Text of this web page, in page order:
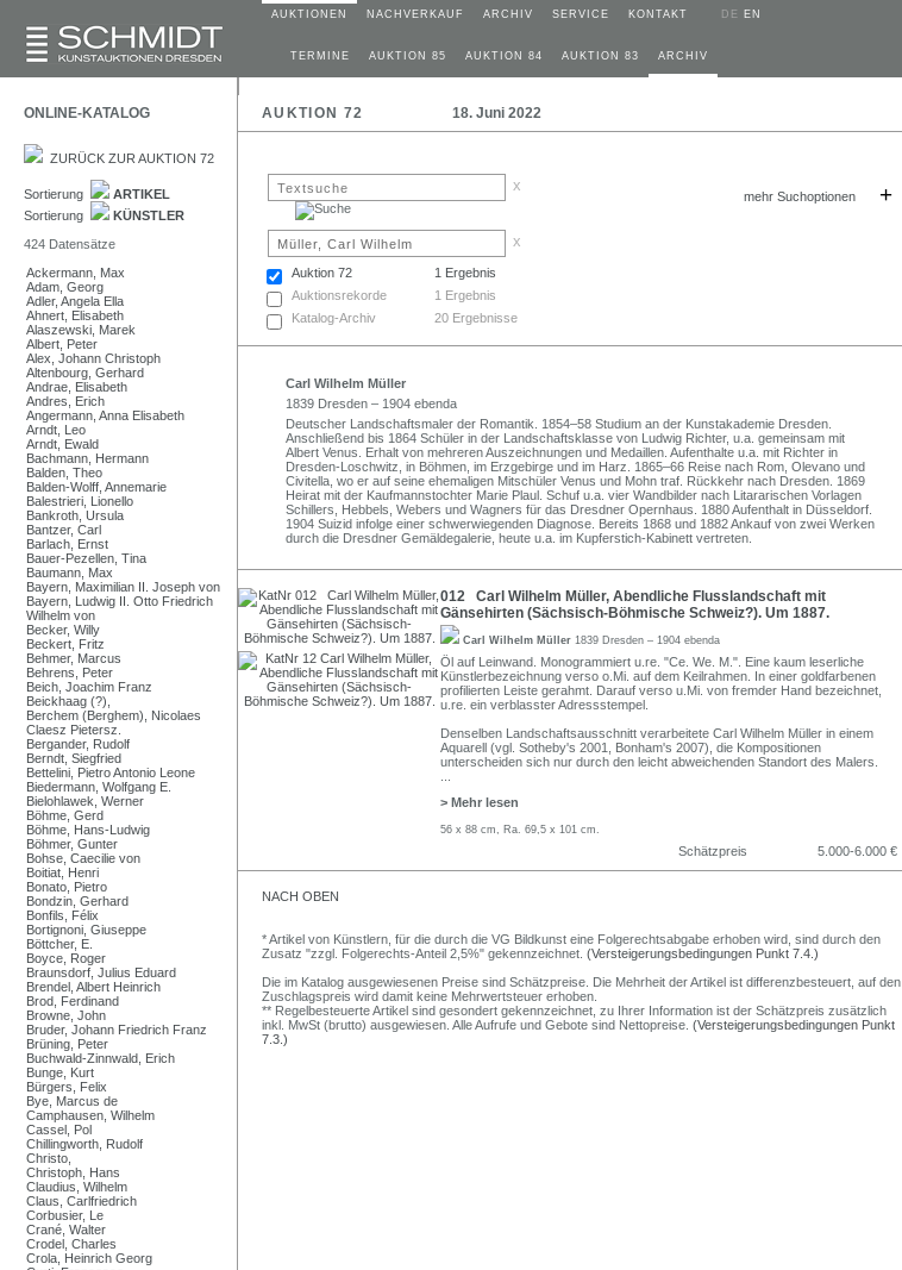
AUKTIONEN NACHVERKAUF ARCHIV SERVICE KONTAKT DE EN
TERMINE AUKTION 85 AUKTION 84 AUKTION 83 ARCHIV
ONLINE-KATALOG AUKTION 72 18. Juni 2022
ZURÜCK ZUR AUKTION 72
Sortierung
ARTIKEL
Sortierung
KÜNSTLER
424 Datensätze
Ackermann, Max
Adam, Georg
Adler, Angela Ella
Ahnert, Elisabeth
Alaszewski, Marek
Albert, Peter
Alex, Johann Christoph
Altenbourg, Gerhard
Andrae, Elisabeth
Andres, Erich
Angermann, Anna Elisabeth
Arndt, Leo
Arndt, Ewald
Bachmann, Hermann
Balden, Theo
Balden-Wolff, Annemarie
Balestrieri, Lionello
Bankroth, Ursula
Bantzer, Carl
Barlach, Ernst
Bauer-Pezellen, Tina
Baumann, Max
Bayern, Maximilian II. Joseph von
Bayern, Ludwig II. Otto Friedrich
Wilhelm von
Becker, Willy
Beckert, Fritz
Behmer, Marcus
Behrens, Peter
Beich, Joachim Franz
Beickhaag (?),
Berchem (Berghem), Nicolaes
Claesz Pietersz.
Bergander, Rudolf
Berndt, Siegfried
Bettelini, Pietro Antonio Leone
Biedermann, Wolfgang E.
Bielohlawek, Werner
Böhme, Gerd
Böhme, Hans-Ludwig
Böhmer, Gunter
Bohse, Caecilie von
Boitiat, Henri
Bonato, Pietro
Bondzin, Gerhard
Bonfils, Félix
Bortignoni, Giuseppe
Böttcher, E.
Boyce, Roger
Braunsdorf, Julius Eduard
Brendel, Albert Heinrich
Brod, Ferdinand
Browne, John
Bruder, Johann Friedrich Franz
Brüning, Peter
Buchwald-Zinnwald, Erich
Bunge, Kurt
Bürgers, Felix
Bye, Marcus de
Camphausen, Wilhelm
Cassel, Pol
Chillingworth, Rudolf
Christo,
Christoph, Hans
Claudius, Wilhelm
Claus, Carlfriedrich
Corbusier, Le
Crané, Walter
Crodel, Charles
Crola, Heinrich Georg
x
mehr Suchoptionen +
x
Auktion 72
1 Ergebnis
Auktionsrekorde
1 Ergebnis
Katalog-Archiv
20 Ergebnisse
Carl Wilhelm Müller
1839 Dresden – 1904 ebenda
Deutscher Landschaftsmaler der Romantik. 1854–58 Studium an der Kunstakademie Dresden.
Anschließend bis 1864 Schüler in der Landschaftsklasse von Ludwig Richter, u.a. gemeinsam mit
Albert Venus. Erhalt von mehreren Auszeichnungen und Medaillen. Aufenthalte u.a. mit Richter in
Dresden-Loschwitz, in Böhmen, im Erzgebirge und im Harz. 1865–66 Reise nach Rom, Olevano und
Civitella, wo er auf seine ehemaligen Mitschüler Venus und Mohn traf. Rückkehr nach Dresden. 1869
Heirat mit der Kaufmannstochter Marie Plaul. Schuf u.a. vier Wandbilder nach Litararischen Vorlagen
Schillers, Hebbels, Webers und Wagners für das Dresdner Opernhaus. 1880 Aufenthalt in Düsseldorf.
1904 Suizid infolge einer schwerwiegenden Diagnose. Bereits 1868 und 1882 Ankauf von zwei Werken
durch die Dresdner Gemäldegalerie, heute u.a. im Kupferstich-Kabinett vertreten.
012 Carl Wilhelm Müller, Abendliche Flusslandschaft mit
Gänsehirten (Sächsisch-Böhmische Schweiz?). Um 1887.
Carl Wilhelm Müller 1839 Dresden – 1904 ebenda
Öl auf Leinwand. Monogrammiert u.re. "Ce. We. M.". Eine kaum leserliche
Künstlerbezeichnung verso o.Mi. auf dem Keilrahmen. In einer goldfarbenen
profilierten Leiste gerahmt. Darauf verso u.Mi. von fremder Hand bezeichnet,
u.re. ein verblasster Adressstempel.
Denselben Landschaftsausschnitt verarbeitete Carl Wilhelm Müller in einem
Aquarell (vgl. Sotheby's 2001, Bonham's 2007), die Kompositionen
unterscheiden sich nur durch den leicht abweichenden Standort des Malers.
> Mehr lesen
56 x 88 cm, Ra. 69,5 x 101 cm.
Schätzpreis 5.000-6.000 €
NACH OBEN
* Artikel von Künstlern, für die durch die VG Bildkunst eine Folgerechtsabgabe erhoben wird, sind durch den
Zusatz "zzgl. Folgerechts-Anteil 2,5%" gekennzeichnet. (Versteigerungsbedingungen Punkt 7.4.)
Die im Katalog ausgewiesenen Preise sind Schätzpreise. Die Mehrheit der Artikel ist differenzbesteuert, auf den
Zuschlagspreis wird damit keine Mehrwertsteuer erhoben.
** Regelbesteuerte Artikel sind gesondert gekennzeichnet, zu Ihrer Information ist der Schätzpreis zusätzlich
inkl. MwSt (brutto) ausgewiesen. Alle Aufrufe und Gebote sind Nettopreise. (Versteigerungsbedingungen Punkt
7.3.)